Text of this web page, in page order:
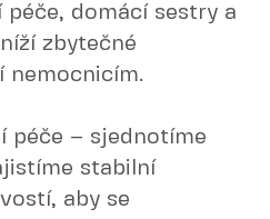
domácí sestry a
zbytečné
nemocnicím.
péče – sjednotíme
stabilní
aby se